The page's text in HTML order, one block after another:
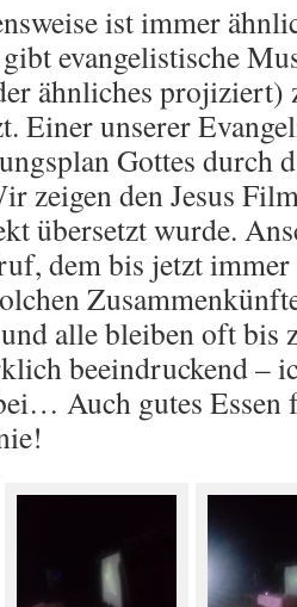
ist immer
evangelistische
ähnliches projiziert)
Einer unserer
Gottes durch
zeigen den Jesus
übersetzt wurde.
dem bis jetzt
alle bleiben oft bis
beeindruckend –
Auch gutes Essen